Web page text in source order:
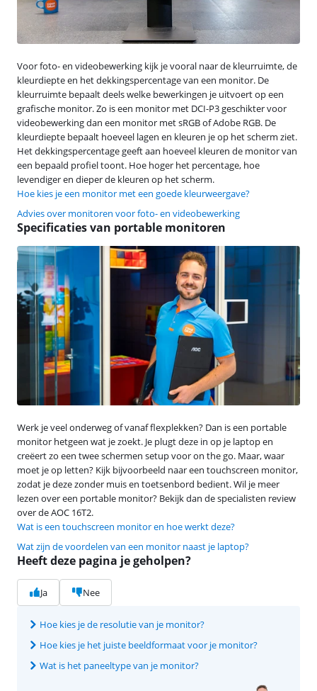
Voor foto- en videobewerking kijk je vooral naar de kleurruimte, de
kleurdiepte en het dekkingspercentage van een monitor. De
kleurruimte bepaalt deels welke bewerkingen je uitvoert op een
grafische monitor. Zo is een monitor met DCI-P3 geschikter voor
videobewerking dan een monitor met sRGB of Adobe RGB. De
kleurdiepte bepaalt hoeveel lagen en kleuren je op het scherm ziet.
Het dekkingspercentage geeft aan hoeveel kleuren de monitor van
een bepaald profiel toont. Hoe hoger het percentage, hoe
levendiger en dieper de kleuren op het scherm.
Hoe kies je een monitor met een goede kleurweergave?
Advies over monitoren voor foto- en videobewerking
Specificaties van portable monitoren
Werk je veel onderweg of vanaf flexplekken? Dan is een portable
monitor hetgeen wat je zoekt. Je plugt deze in op je laptop en
creëert zo een twee schermen setup voor on the go. Maar, waar
moet je op letten? Kijk bijvoorbeeld naar een touchscreen monitor,
zodat je deze zonder muis en toetsenbord bedient. Wil je meer
lezen over een portable monitor? Bekijk dan de specialisten review
over de AOC 16T2.
Wat is een touchscreen monitor en hoe werkt deze?
Wat zijn de voordelen van een monitor naast je laptop?
Heeft deze pagina je geholpen?
Ja Nee
Hoe kies je de resolutie van je monitor?
Hoe kies je het juiste beeldformaat voor je monitor?
Wat is het paneeltype van je monitor?